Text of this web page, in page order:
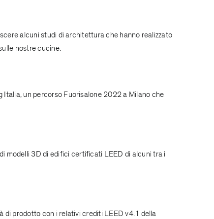
alcuni studi di architettura che hanno realizzato
nostre cucine.
Italia, un percorso Fuorisalone 2022 a Milano che
modelli 3D di edifici certificati LEED di alcuni tra i
di prodotto con i relativi crediti LEED v4.1 della